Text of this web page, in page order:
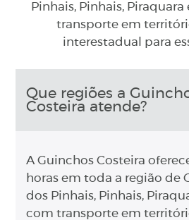
Pinhais, Pinhais,
transporte em
interestadual para
Que regiões a
Costeira atende?
A Guinchos Costeira
horas em toda a região de
dos Pinhais, Pinhais,
com transporte em